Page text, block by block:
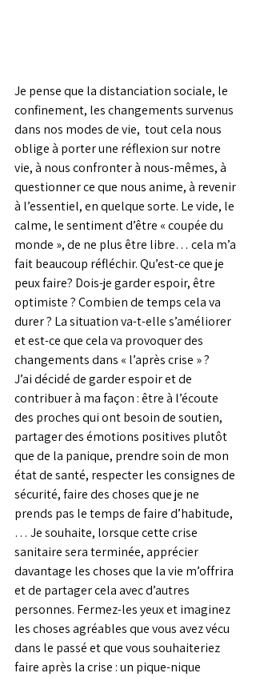
Je pense que la distanciation sociale, le
confinement, les changements survenus
dans nos modes de vie,  tout cela nous
oblige à porter une réflexion sur notre
vie, à nous confronter à nous-mêmes, à
questionner ce que nous anime, à revenir
à l’essentiel, en quelque sorte. Le vide, le
calme, le sentiment d’être « coupée du
monde », de ne plus être libre… cela m’a
fait beaucoup réfléchir. Qu’est-ce que je
peux faire? Dois-je garder espoir, être
optimiste ? Combien de temps cela va
durer ? La situation va-t-elle s’améliorer
et est-ce que cela va provoquer des
changements dans « l’après crise » ?
J’ai décidé de garder espoir et de
contribuer à ma façon : être à l’écoute
des proches qui ont besoin de soutien,
partager des émotions positives plutôt
que de la panique, prendre soin de mon
état de santé, respecter les consignes de
sécurité, faire des choses que je ne
prends pas le temps de faire d’habitude,
… Je souhaite, lorsque cette crise
sanitaire sera terminée, apprécier
davantage les choses que la vie m’offrira
et de partager cela avec d’autres
personnes. Fermez-les yeux et imaginez
les choses agréables que vous avez vécu
dans le passé et que vous souhaiteriez
faire après la crise : un pique-nique